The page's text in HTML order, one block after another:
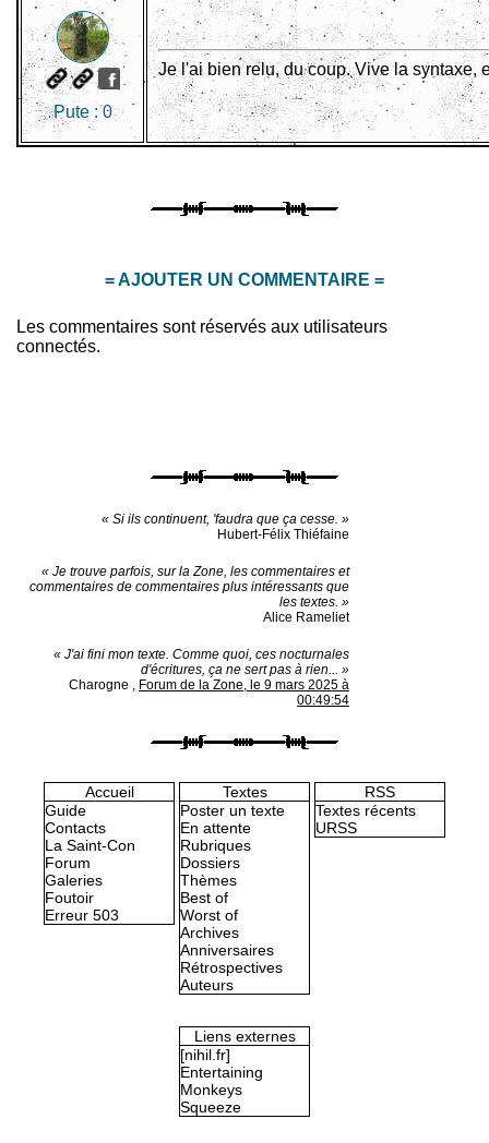
Pute :0
Je l'ai bien relu, du coup. Vive la syntaxe,
= AJOUTER UN COMMENTAIRE =
Les commentaires sont réservés aux utilisateurs
connectés.
« Si ils continuent, 'faudra que ça cesse. »
Hubert-Félix Thiéfaine
« Je trouve parfois, sur la Zone, les commentaires et
commentaires de commentaires plus intéressants que
les textes. »
Alice Rameliet
« J'ai fini mon texte. Comme quoi, ces nocturnales
d'écritures, ça ne sert pas à rien... »
Charogne , Forum de la Zone, le 9 mars 2025 à
00:49:54
Accueil
Guide
Contacts
La Saint-Con
Forum
Galeries
Foutoir
Erreur 503
Textes
Poster un texte
En attente
Rubriques
Dossiers
Thèmes
Best of
Worst of
Archives
Anniversaires
Rétrospectives
Auteurs
RSS
Textes récents
URSS
Liens externes
[nihil.fr]
Entertaining
Monkeys
Squeeze